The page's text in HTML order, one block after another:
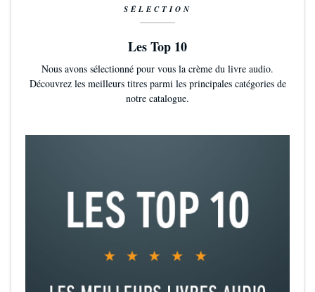
SÉLECTION
Les Top 10
Nous avons sélectionné pour vous la crème du livre audio.
Découvrez les meilleurs titres parmi les principales catégories de
notre catalogue.